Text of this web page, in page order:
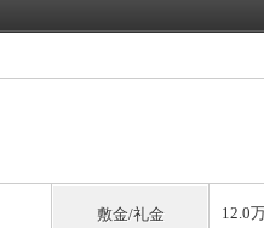
敷金/礼金 12.0